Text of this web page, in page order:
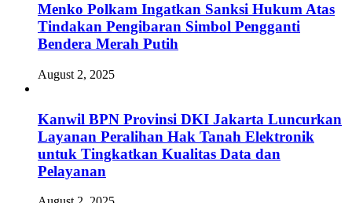
Menko Polkam Ingatkan Sanksi Hukum Atas
Tindakan Pengibaran Simbol Pengganti
Bendera Merah Putih
August 2, 2025
Kanwil BPN Provinsi DKI Jakarta Luncurkan
Layanan Peralihan Hak Tanah Elektronik
untuk Tingkatkan Kualitas Data dan
Pelayanan